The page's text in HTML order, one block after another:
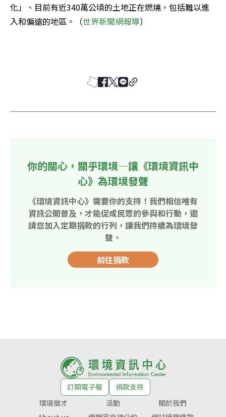
化」、目前有近340萬公頃的土地正在燃燒，包括難以進
入和偏遠的地區。（世界新聞網報導）
你的關心，關乎環境—讓《環境資訊中
心》為環境發聲
《環境資訊中心》需要你的支持！我們相信唯有
資訊公開普及，才能促成民眾的參與和行動，邀
請您加入定期捐款的行列，讓我們持續為環境發
聲。
前往捐款
訂閱電子報
捐款支持
環境徵才
活動
關於我們